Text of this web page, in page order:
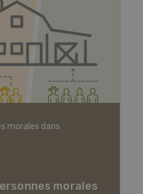
morales dans
morales